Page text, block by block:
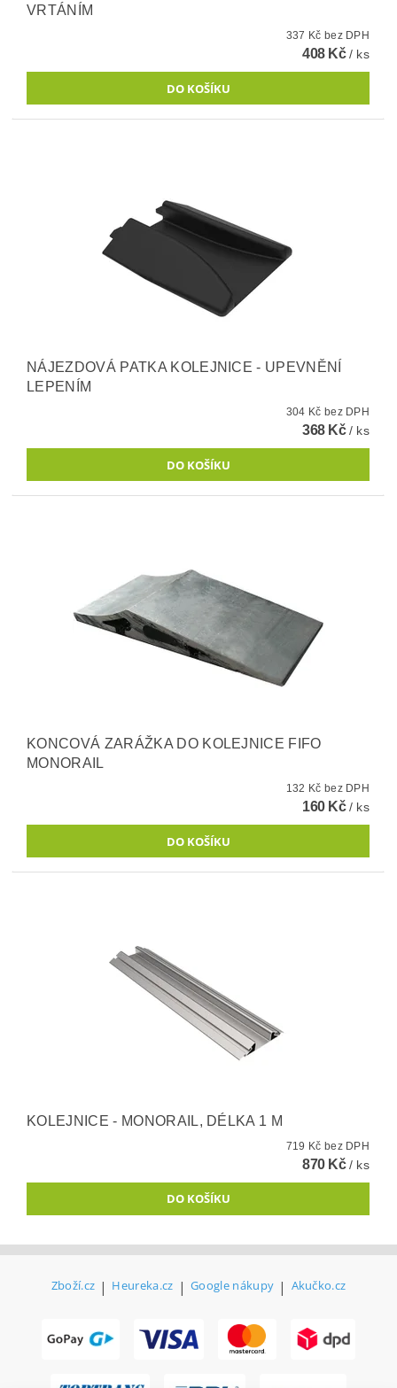
VRTÁNÍM
337 Kč bez DPH
408 Kč/ ks
NÁJEZDOVÁ PATKA KOLEJNICE - UPEVNĚNÍ
LEPENÍM
304 Kč bez DPH
368 Kč/ ks
KONCOVÁ ZARÁŽKA DO KOLEJNICE FIFO
MONORAIL
132 Kč bez DPH
160 Kč/ ks
KOLEJNICE - MONORAIL, DÉLKA 1 M
719 Kč bez DPH
870 Kč/ ks
Zboží.cz | Heureka.cz | Google nákupy | Akučko.cz